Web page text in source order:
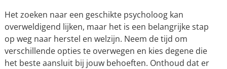
Het zoeken naar een geschikte psycholoog kan
overweldigend lijken, maar het is een belangrijke stap
op weg naar herstel en welzijn. Neem de tijd om
verschillende opties te overwegen en kies degene die
het beste aansluit bij jouw behoeften. Onthoud dat er